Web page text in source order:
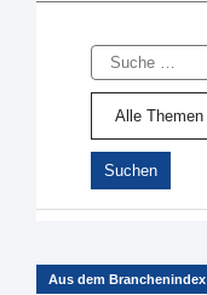
Suche
Aus dem Branchenindex